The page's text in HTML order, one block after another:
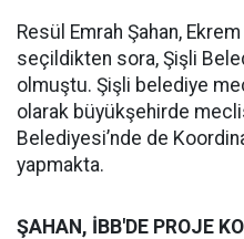
Resül Emrah Şahan,
seçildikten sora, Şişli
olmuştu. Şişli belediye
olarak büyükşehirde
Belediyesi’nde de
yapmakta.
ŞAHAN, İBB'DE PROJE